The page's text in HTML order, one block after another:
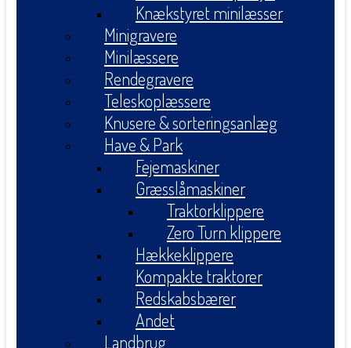
Knækstyret minilæsser
Minigravere
Minilæssere
Rendegravere
Teleskoplæssere
Knusere & sorteringsanlæg
Have & Park
Fejemaskiner
Græsslåmaskiner
Traktorklippere
Zero Turn klippere
Hækkeklippere
Kompakte traktorer
Redskabsbærer
Andet
Landbrug